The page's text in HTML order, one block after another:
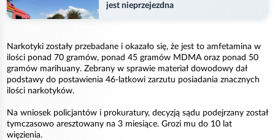
jest nieprzejezdna
Narkotyki zostały przebadane i okazało się, że jest to amfetamina w
ilości ponad 70 gramów, ponad 45 gramów MDMA oraz ponad 50
gramów marihuany. Zebrany w sprawie materiał dowodowy dał
podstawy do postawienia 46-latkowi zarzutu posiadania znacznych
ilości narkotyków.
Na wniosek policjantów i prokuratury, decyzją sądu podejrzany został
tymczasowo aresztowany na 3 miesiące. Grozi mu do 10 lat
więzienia.